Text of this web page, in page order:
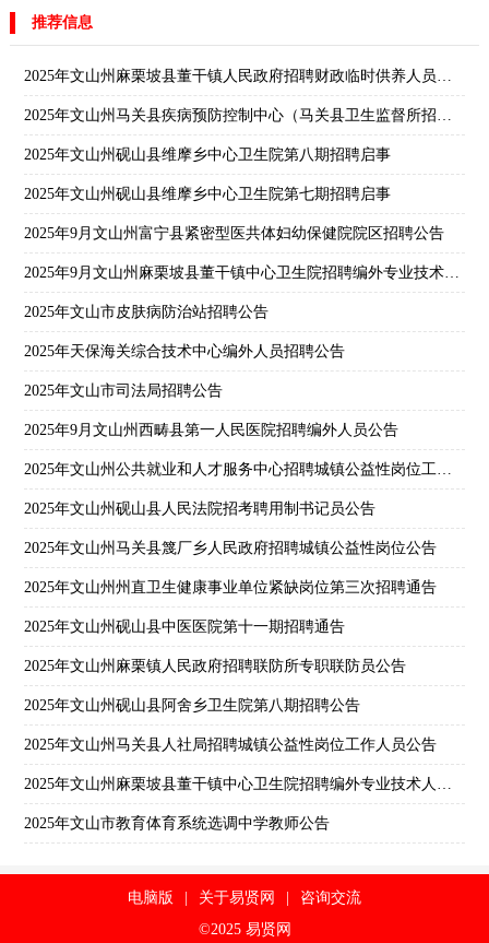
推荐信息
2025年文山州麻栗坡县董干镇人民政府招聘财政临时供养人员（驾驶员）公告
2025年文山州马关县疾病预防控制中心（马关县卫生监督所招聘笔试成绩及面试公告
2025年文山州砚山县维摩乡中心卫生院第八期招聘启事
2025年文山州砚山县维摩乡中心卫生院第七期招聘启事
2025年9月文山州富宁县紧密型医共体妇幼保健院院区招聘公告
2025年9月文山州麻栗坡县董干镇中心卫生院招聘编外专业技术人员公告
2025年文山市皮肤病防治站招聘公告
2025年天保海关综合技术中心编外人员招聘公告
2025年文山市司法局招聘公告
2025年9月文山州西畴县第一人民医院招聘编外人员公告
2025年文山州公共就业和人才服务中心招聘城镇公益性岗位工作人员公告
2025年文山州砚山县人民法院招考聘用制书记员公告
2025年文山州马关县篾厂乡人民政府招聘城镇公益性岗位公告
2025年文山州州直卫生健康事业单位紧缺岗位第三次招聘通告
2025年文山州砚山县中医医院第十一期招聘通告
2025年文山州麻栗镇人民政府招聘联防所专职联防员公告
2025年文山州砚山县阿舍乡卫生院第八期招聘公告
2025年文山州马关县人社局招聘城镇公益性岗位工作人员公告
2025年文山州麻栗坡县董干镇中心卫生院招聘编外专业技术人员公告
2025年文山市教育体育系统选调中学教师公告
电脑版 关于易贤网
咨询交流
©2025 易贤网